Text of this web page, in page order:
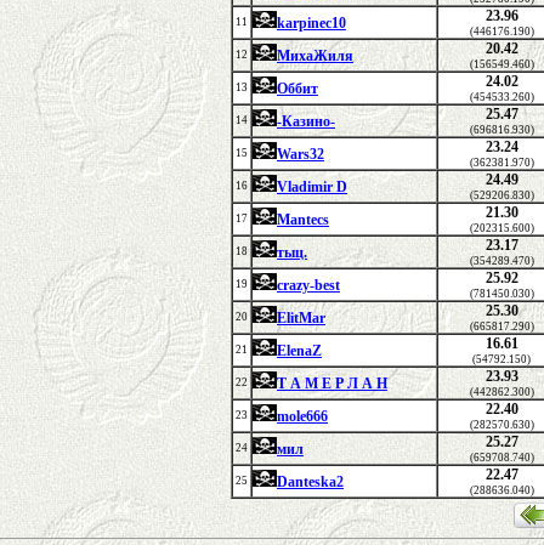
11
karpinec10 23.96
(446176.190)
12
МихаЖиля 20.42
(156549.460)
13
Оббит 24.02
(454533.260)
14
-Казино- 25.47
(696816.930)
15
Wars32 23.24
(362381.970)
16
Vladimir D 24.49
(529206.830)
17
Mantecs 21.30
(202315.600)
18
тыц. 23.17
(354289.470)
19
crazy-best 25.92
(781450.030)
20
ElitMar 25.30
(665817.290)
21
ElenaZ 16.61
(54792.150)
22
Т А М Е Р Л А Н 23.93
(442862.300)
23
mole666 22.40
(282570.630)
24
мил 25.27
(659708.740)
25
Danteska2 22.47
(288636.040)